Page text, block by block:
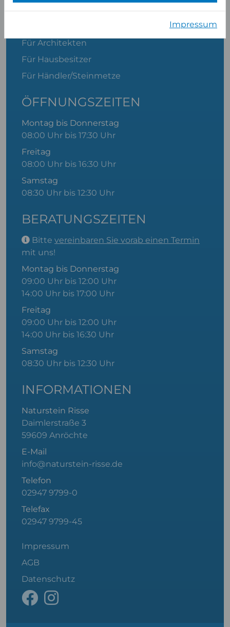
Materialkatalog
Für Architekten
Für Hausbesitzer
Für Händler/Steinmetze
ÖFFNUNGSZEITEN
Montag bis Donnerstag
08:00 Uhr bis 17:30 Uhr
Freitag
08:00 Uhr bis 16:30 Uhr
Samstag
08:30 Uhr bis 12:30 Uhr
BERATUNGSZEITEN
Bitte vereinbaren Sie vorab einen Termin
mit uns!
Montag bis Donnerstag
09:00 Uhr bis 12:00 Uhr
14:00 Uhr bis 17:00 Uhr
Freitag
09:00 Uhr bis 12:00 Uhr
14:00 Uhr bis 16:30 Uhr
Samstag
08:30 Uhr bis 12:30 Uhr
INFORMATIONEN
Naturstein Risse
Daimlerstraße 3
59609 Anröchte
E-Mail
info@naturstein-risse.de
Telefon
02947 9799-0
Telefax
02947 9799-45
Impressum
AGB
Datenschutz
Impressum